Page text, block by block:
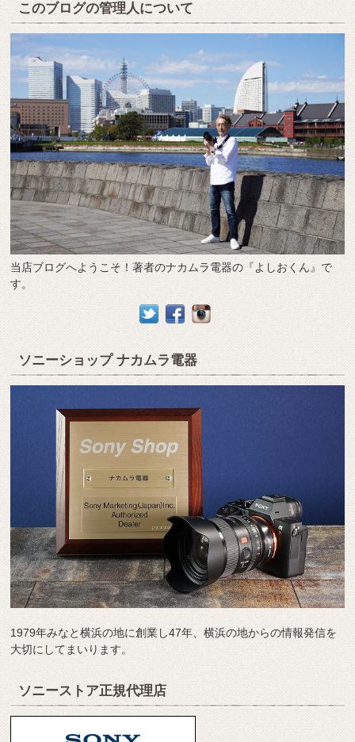
このブログの管理人について
当店ブログへようこそ！著者のナカムラ電器の『よしおくん』で
す。
ソニーショップ ナカムラ電器
1979年みなと横浜の地に創業し47年、横浜の地からの情報発信を
大切にしてまいります。
ソニーストア正規代理店